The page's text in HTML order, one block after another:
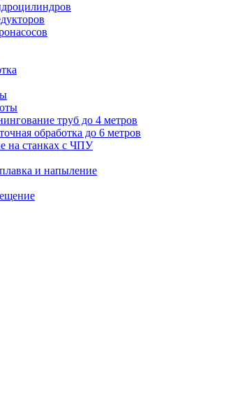
труб до 4 метров
обработка до 6 метров
на станках с ЧПУ
и напыление